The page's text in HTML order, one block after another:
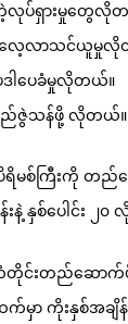
တဲ့လုပ်ရှားမှုတွေလို
လေ့လာသင်ယူမှုလို
ဒါပေခံမှုလိုတယ်။
ဇွဲသန်ဖို့ လိုတယ်။​
ပိရိမစ်ကြီးကို တည်
းနဲ့ နှစ်ပေါင်း ၂
တိုင်းတည်ဆောက်
က်မှာ ကိုးနှစ်အခ